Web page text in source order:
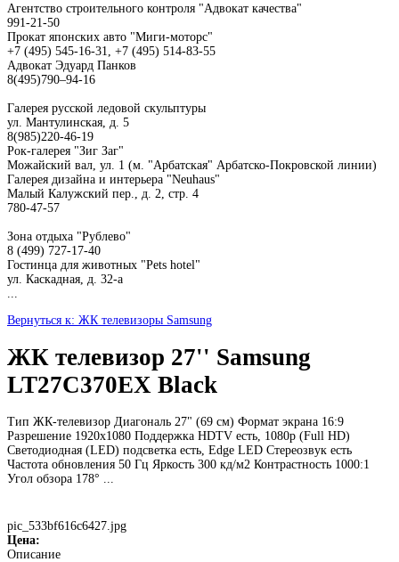
Агентство строительного контроля "Адвокат качества"
991-21-50
Прокат японских авто "Миги-моторс"
+7 (495) 545-16-31, +7 (495) 514-83-55
Адвокат Эдуард Панков
8(495)790–94-16
Галерея русской ледовой скульптуры
ул. Мантулинская, д. 5
8(985)220-46-19
Рок-галерея "Зиг Заг"
Можайский вал, ул. 1 (м. "Арбатская" Арбатско-Покровской линии)
Галерея дизайна и интерьера "Neuhaus"
Малый Калужский пер., д. 2, стр. 4
780-47-57
Зона отдыха "Рублево"
8 (499) 727-17-40
Гостинца для животных "Рets hotel"
ул. Каскадная, д. 32-а
Вернуться к: ЖК телевизоры Samsung
ЖК телевизор 27'' Samsung
LT27C370EX Black
Тип ЖК-телевизор Диагональ 27" (69 см) Формат экрана 16:9
Разрешение 1920x1080 Поддержка HDTV есть, 1080p (Full HD)
Светодиодная (LED) подсветка есть, Edge LED Стереозвук есть
Частота обновления 50 Гц Яркость 300 кд/м2 Контрастность 1000:1
Угол обзора 178° ...
pic_533bf616c6427.jpg
Цена:
Описание